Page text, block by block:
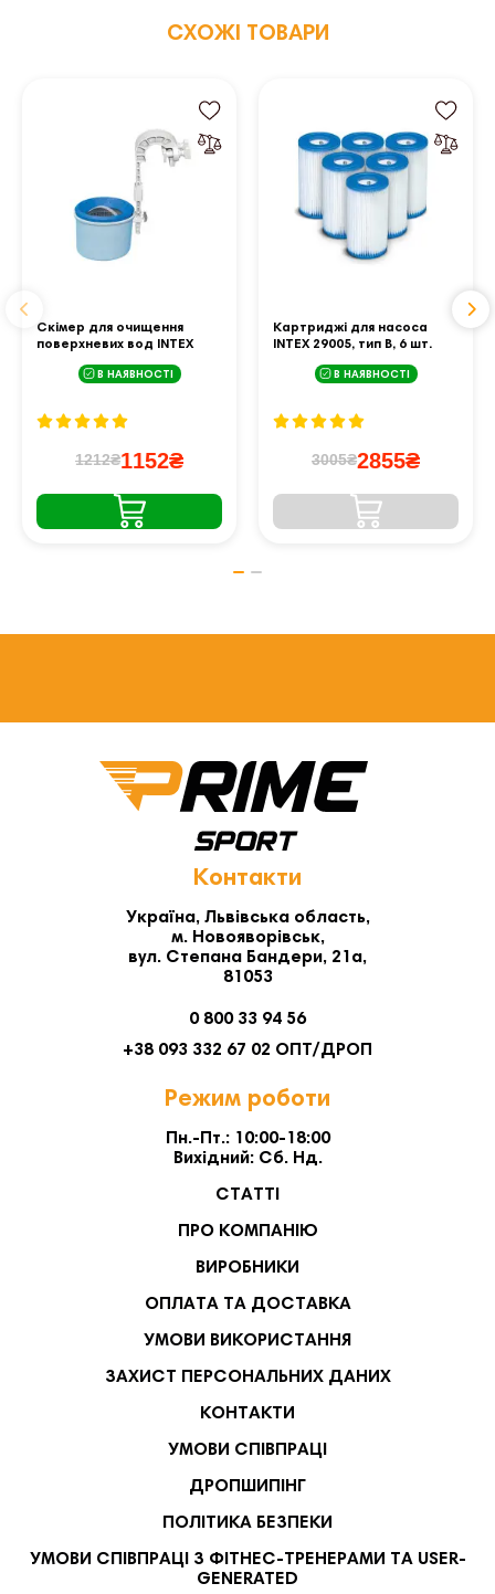
СХОЖІ ТОВАРИ
Скімер для очищення
поверхневих вод INTEX
В НАЯВНОСТІ
1212₴1152₴
Картриджі для насоса
INTEX 29005, тип B, 6 шт.
В НАЯВНОСТІ
3005₴2855₴
Контакти
Україна, Львівська область,
м. Новояворівськ,
вул. Степана Бандери, 21а,
81053
0 800 33 94 56
+38 093 332 67 02 ОПТ/ДРОП
Режим роботи
Пн.-Пт.: 10:00-18:00
Вихідний: Сб. Нд.
СТАТТІ
ПРО КОМПАНІЮ
ВИРОБНИКИ
ОПЛАТА ТА ДОСТАВКА
УМОВИ ВИКОРИСТАННЯ
ЗАХИСТ ПЕРСОНАЛЬНИХ ДАНИХ
КОНТАКТИ
УМОВИ СПІВПРАЦІ
ДРОПШИПІНГ
ПОЛІТИКА БЕЗПЕКИ
УМОВИ СПІВПРАЦІ З ФІТНЕС-ТРЕНЕРАМИ ТА USER-
GENERATED